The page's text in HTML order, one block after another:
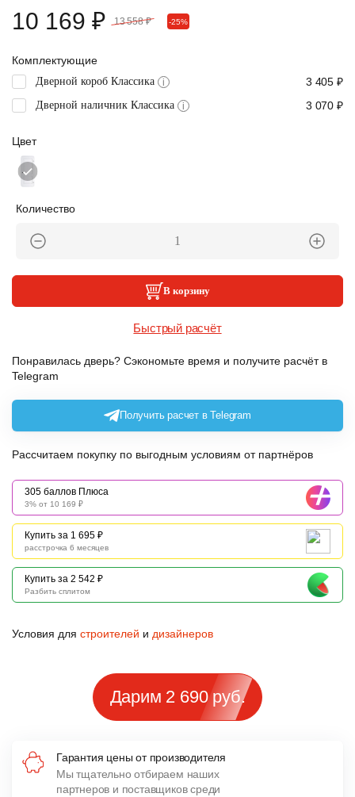
Комплектующие
Дверной короб Классика i 3 405 ₽
Дверной наличник Классика i 3 070 ₽
Цвет
Количество
10 169 ₽ 13 558 ₽ -25%
В корзину
Быстрый расчёт
Понравилась дверь? Сэкономьте время и получите расчёт в
Telegram
Получить расчет в Telegram
Рассчитаем покупку по выгодным условиям от партнёров
305 баллов Плюса
3% от 10 169 ₽
Купить за 1 695 ₽
расстрочка 6 месяцев
Купить за 2 542 ₽
Разбить сплитом
Условия для строителей и дизайнеров
Дарим 2 690 руб.
Гарантия цены от производителя
Мы тщательно отбираем наших
партнеров и поставщиков среди